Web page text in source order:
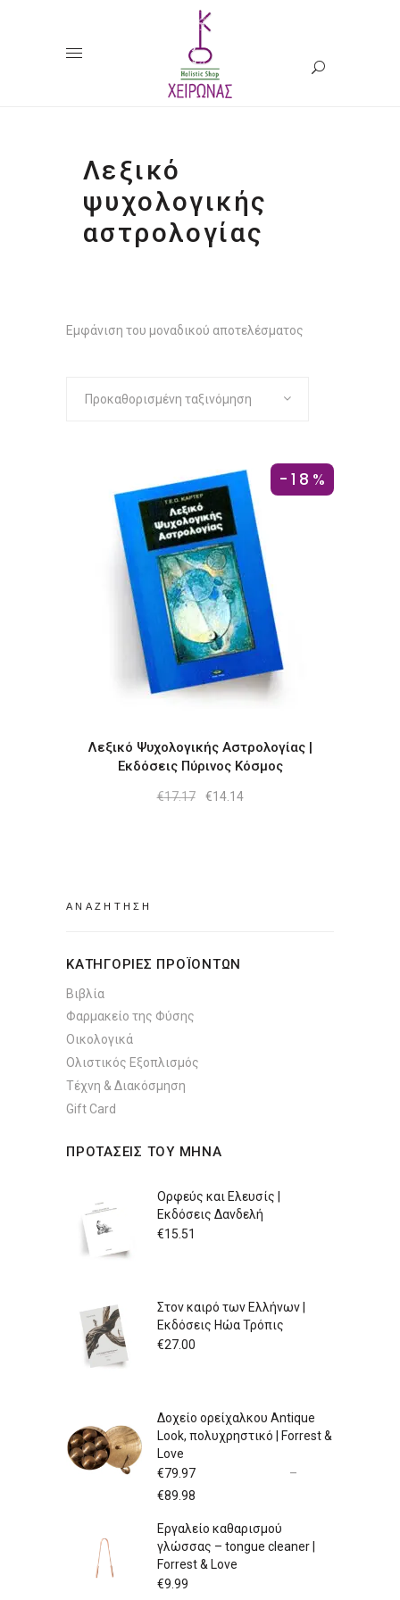
Λεξικό
ψυχολογικής
αστρολογίας
Εμφάνιση του μοναδικού αποτελέσματος
Προκαθορισμένη ταξινόμηση
-18%
Λεξικό Ψυχολογικής Αστρολογίας |
Εκδόσεις Πύρινος Κόσμος
€17.17
Original
€14.14Η
ΚΑΤΗΓΟΡΙΕΣ ΠΡΟΪΟΝΤΩΝ
Βιβλία
Φαρμακείο της Φύσης
Οικολογικά
Ολιστικός Εξοπλισμός
Τέχνη & Διακόσμηση
Gift Card
ΠΡΟΤΑΣΕΙΣ ΤΟΥ ΜΗΝΑ
Ορφεύς και Ελευσίς |
Εκδόσεις Δανδελή
€15.51
Στον καιρό των Ελλήνων |
Εκδόσεις Ηώα Τρόπις
€27.00
Δοχείο ορείχαλκου Antique
Look, πολυχρηστικό | Forrest &
Love
€79.97
–
€89.98
through
Εργαλείο καθαρισμού
γλώσσας – tongue cleaner |
Forrest & Love
€9.99